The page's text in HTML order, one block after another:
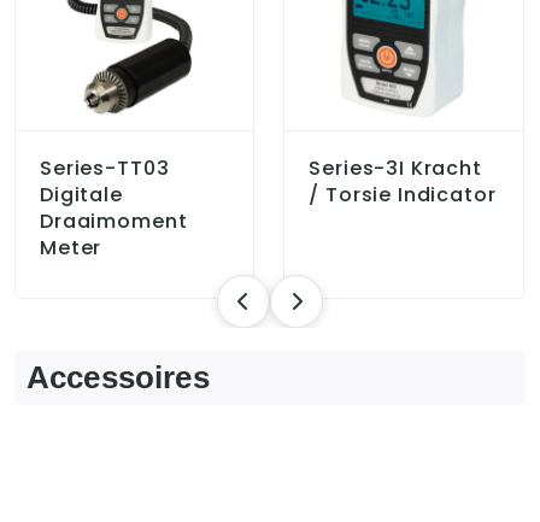
Series-TT03
Digitale
Draaimoment
Meter
Series-3I Kracht
/ Torsie Indicator
Accessoires